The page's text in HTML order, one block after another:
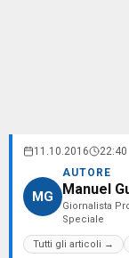
11.10.2016 22:40
MG
AUTORE
Manuel
Giornalista
Speciale
Tutti gli articoli →